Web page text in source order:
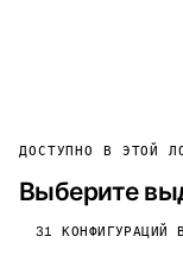
ДОСТУПНО В ЭТОЙ
Выберите
31 КОНФИГУРАЦИЙ